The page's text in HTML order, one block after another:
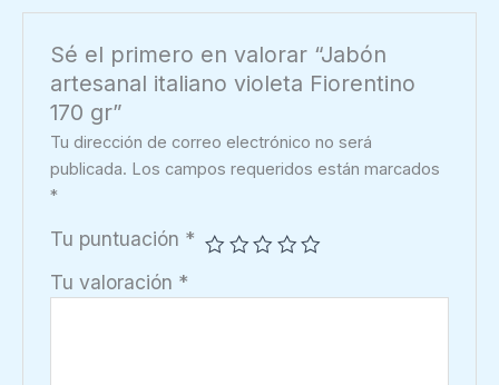
Sé el primero en valorar “Jabón
artesanal italiano violeta Fiorentino
170 gr”
Tu dirección de correo electrónico no será
publicada. Los campos requeridos están marcados
*
Tu puntuación *
Tu valoración *